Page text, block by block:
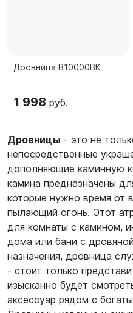
Дровница B10000BK
1 998 руб.
Дровницы - это не
непосредственные
дополняющие каминную
камина предназначены
которые нужно время от
пылающий огонь. Этот
для комнаты с камином,
дома или бани с
назначения, дровница
- стоит только
изысканно будет
аксессуар рядом с